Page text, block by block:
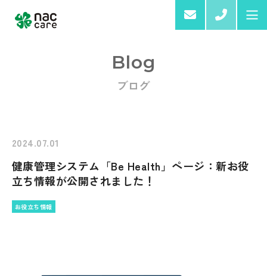
03-
About us
Services & Products
Blog
ブログ
2024.07.01
健康管理システム「Be Health」ページ：新お役
立ち情報が公開されました！
お役立ち情報